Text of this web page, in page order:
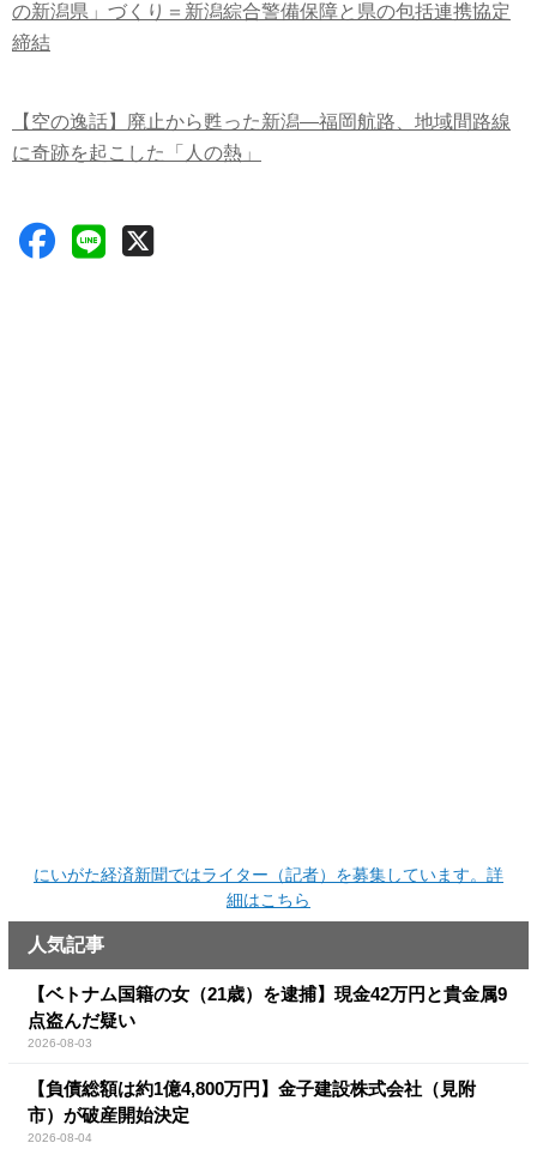
の新潟県」づくり＝新潟綜合警備保障と県の包括連携協定
締結
【空の逸話】廃止から甦った新潟―福岡航路、地域間路線
に奇跡を起こした「人の熱」
にいがた経済新聞ではライター（記者）を募集しています。詳
細はこちら
人気記事
【ベトナム国籍の女（21歳）を逮捕】現金42万円と貴金属9
点盗んだ疑い
2026-08-03
【負債総額は約1億4,800万円】金子建設株式会社（見附
市）が破産開始決定
2026-08-04